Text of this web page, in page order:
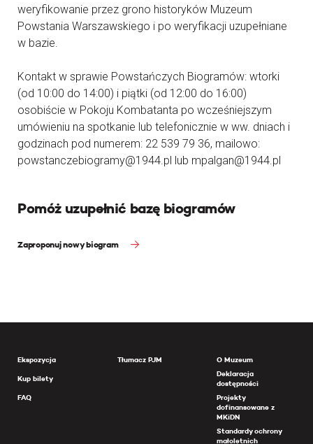
weryfikowanie przez grono historyków Muzeum
Powstania Warszawskiego i po weryfikacji uzupełniane
w bazie.
Kontakt w sprawie Powstańczych Biogramów: wtorki
(od 10:00 do 14:00) i piątki (od 12:00 do 16:00)
osobiście w Pokoju Kombatanta po wcześniejszym
umówieniu na spotkanie lub telefonicznie w ww. dniach i
godzinach pod numerem: 22 539 79 36, mailowo:
powstanczebiogramy@1944.pl lub mpalgan@1944.pl
Pomóż uzupełnić bazę biogramów
Zaproponuj nowy biogram
Ekspozycja
Kup bilety
FAQ
Tłumacz PJM
O Muzeum
Deklaracja
dostępności
Projekty
dofinansowane z
MKiDN
Standardy ochrony
małoletnich